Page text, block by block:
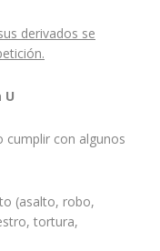
derivados se
U
cumplir con algunos
(asalto, robo,
tortura,